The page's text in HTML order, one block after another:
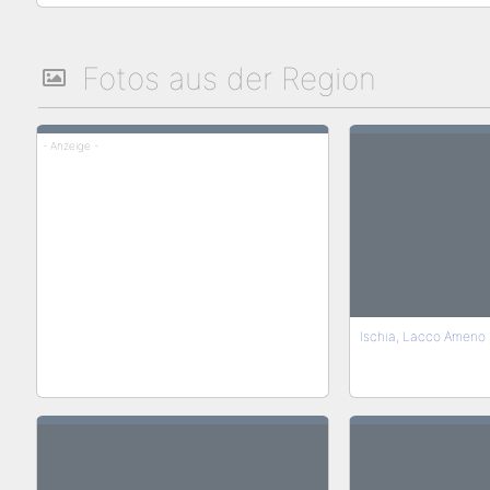
Fotos aus der Region
- Anzeige -
Ischia, Lacco Ameno